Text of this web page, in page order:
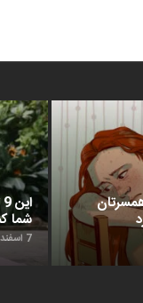
شما
7 اسفند 1400